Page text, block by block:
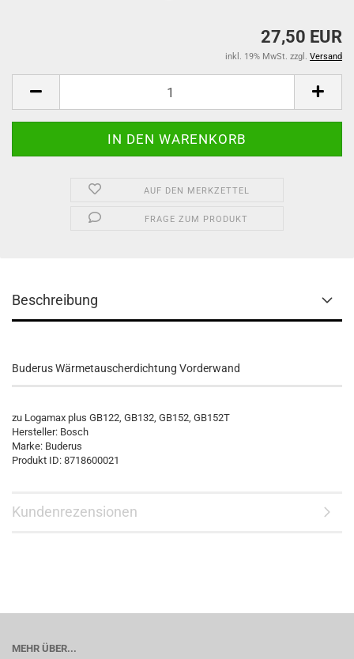
27,50 EUR
inkl. 19% MwSt. zzgl. Versand
AUF DEN MERKZETTEL
FRAGE ZUM PRODUKT
Beschreibung
Buderus Wärmetauscherdichtung Vorderwand
zu Logamax plus GB122, GB132, GB152, GB152T
Hersteller: Bosch
Marke: Buderus
Produkt ID: 8718600021
Kundenrezensionen
MEHR ÜBER...